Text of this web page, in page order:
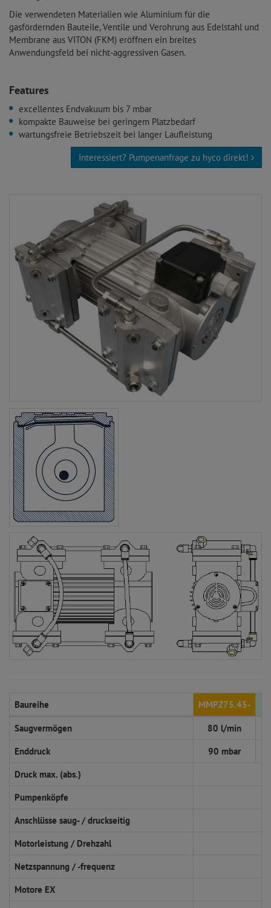
Die verwendeten Materialien wie Aluminium für die
gasfördernden Bauteile, Ventile und Verohrung aus Edelstahl und
Membrane aus VITON (FKM) eröffnen ein breites
Anwendungsfeld bei nicht-aggressiven Gasen.
Features
excellentes Endvakuum bis 7 mbar
kompakte Bauweise bei geringem Platzbedarf
wartungsfreie Betriebszeit bei langer Laufleistung
Interessiert? Pumpenanfrage zu hyco direkt!
Baureihe MMPZ75.45-
Saugvermögen
80 l/min
Enddruck
90 mbar
Druck max. (abs.)
Pumpenköpfe
Anschlüsse saug- / druckseitig
Motorleistung / Drehzahl
Netzspannung / -frequenz
Motore EX